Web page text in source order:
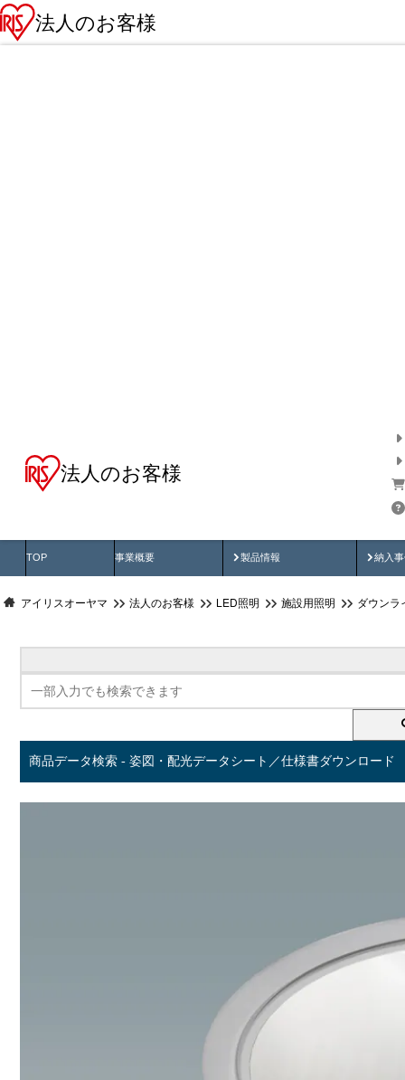
法人のお客様
法人のお客様
TOP 事業概要 製品情報
製品動画 納入
納
アイリスオーヤマ 法人のお客様 LED照明 施設用照明 ダウンラ
商品データ検索 - 姿図・配光データシート／仕様書ダウンロード